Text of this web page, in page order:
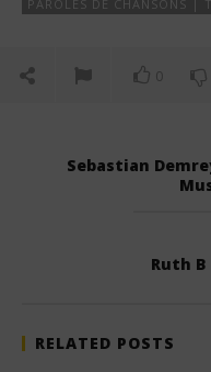
PAROLES DE CHANSONS |
0
Sebastian
Ruth
RELATED POSTS